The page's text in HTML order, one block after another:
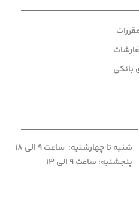
شنبه تا چهارشنبه: ساعت 9 الی 18
پنجشنبه: ساعت 9 الی 13